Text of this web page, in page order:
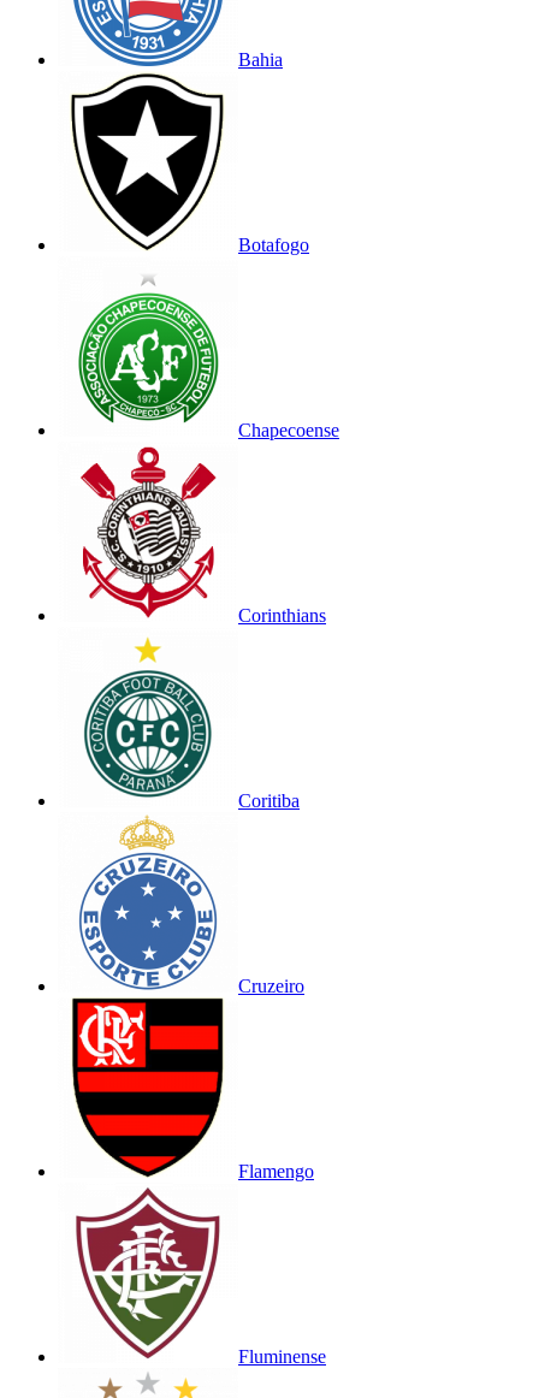
Bahia
Botafogo
Chapecoense
Corinthians
Coritiba
Cruzeiro
Flamengo
Fluminense